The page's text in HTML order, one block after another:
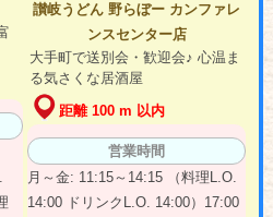
讃岐うどん 野らぼー カンファレ
ンスセンター店
大手町で送別会・歓迎会♪ 心温ま
る気さくな居酒屋
距離 100 m 以内
営業時間
月～金: 11:15～14:15 （料理L.O.
14:00 ドリンクL.O. 14:00）17:00